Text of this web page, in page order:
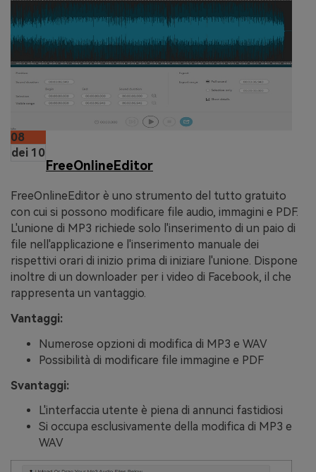
08
dei 10
FreeOnlineEditor
FreeOnlineEditor è uno strumento del tutto gratuito
con cui si possono modificare file audio, immagini e PDF.
L'unione di MP3 richiede solo l'inserimento di un paio di
file nell'applicazione e l'inserimento manuale dei
rispettivi orari di inizio prima di iniziare l'unione. Dispone
inoltre di un downloader per i video di Facebook, il che
rappresenta un vantaggio.
Vantaggi:
Numerose opzioni di modifica di MP3 e WAV
Possibilità di modificare file immagine e PDF
Svantaggi:
L'interfaccia utente è piena di annunci fastidiosi
Si occupa esclusivamente della modifica di MP3 e
WAV